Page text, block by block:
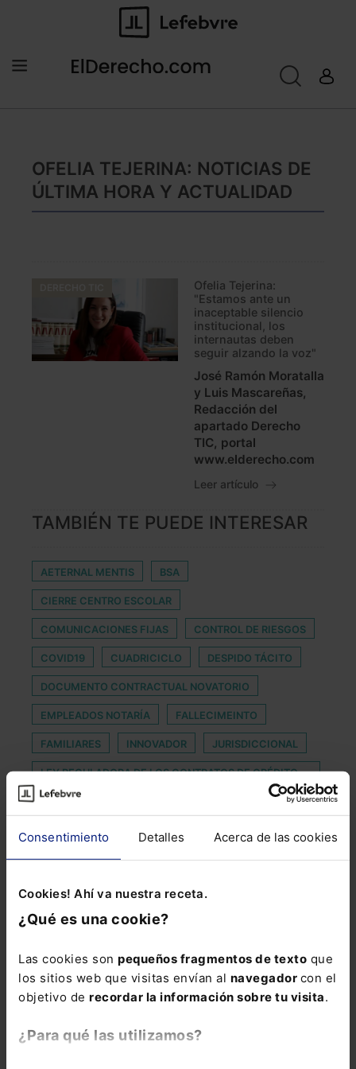
Consentimiento Detalles Acerca de las cookies
Cookies! Ahí va nuestra receta.
¿Qué es una cookie?
Las cookies son pequeños fragmentos de texto que
los sitios web que visitas envían al navegador con el
objetivo de recordar la información sobre tu visita.
¿Para qué las utilizamos?
OFELIA TEJERINA: NOTICIAS DE
ÚLTIMA HORA Y ACTUALIDAD
Ofelia Tejerina:
"Estamos ante un
inaceptable silencio
institucional, los
internautas deben
seguir alzando la voz"
José Ramón Moratalla
y Luis Mascareñas,
Redacción del
apartado Derecho
TIC, portal
www.elderecho.com
Leer artículo
TAMBIÉN TE PUEDE INTERESAR
AETERNAL MENTIS BSA
CIERRE CENTRO ESCOLAR
COMUNICACIONES FIJAS CONTROL DE RIESGOS
COVID19 CUADRICICLO DESPIDO TÁCITO
DOCUMENTO CONTRACTUAL NOVATORIO
EMPLEADOS NOTARÍA FALLECIMEINTO
FAMILIARES INNOVADOR JURISDICCIONAL
LEY REGULADORA DE LOS CONTRATOS DE CRÉDITO
INMOBILIARIO
RESPONSABILIDADES DIGITALES REVISTAS
SOCIEDADES DE GARANTÍA RECÍPROCA